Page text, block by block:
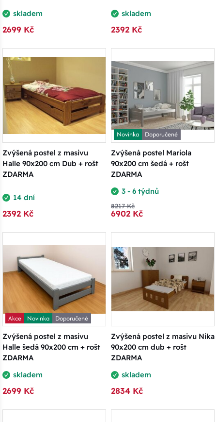
skladem
2699 Kč
skladem
2392 Kč
Zvýšená postel z masivu
Halle 90x200 cm Dub + rošt
ZDARMA
14 dní
2392 Kč
Novinka
Doporučené
Zvýšená postel Mariola
90x200 cm šedá + rošt
ZDARMA
3 - 6 týdnů
8217 Kč
6902 Kč
Akce Novinka
Doporučené
Zvýšená postel z masivu
Halle šedá 90x200 cm + rošt
ZDARMA
skladem
2699 Kč
Zvýšená postel z masivu Nika
90x200 cm dub + rošt
ZDARMA
skladem
2834 Kč